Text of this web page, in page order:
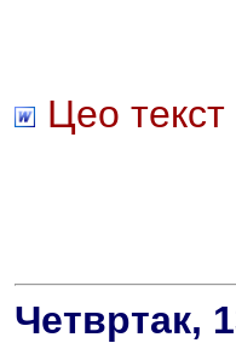
Цео
Четвртак,